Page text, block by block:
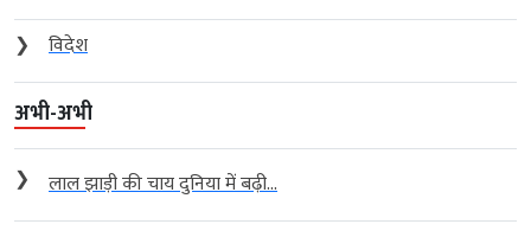
❯
विदेश
अभी-अभी
❯ लाल झाड़ी की चाय दुनिया में बढ़ी...